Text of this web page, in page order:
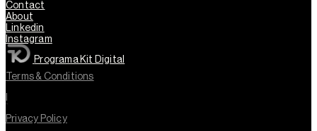
Contact
About
Linkedin
Instagram
Programa Kit Digital
Terms & Conditions
Privacy Policy